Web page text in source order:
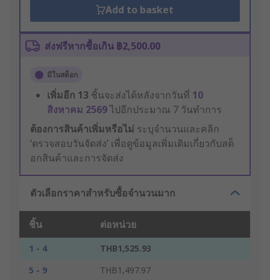
Add to basket
ส่งฟรีหากซื้อเกิน ฿2,500.00
มีในสต็อก
เพิ่มอีก 13 ชิ้นจะส่งได้หลังจากวันที่ 10
สิงหาคม 2569ไปอีกประมาณ 7 วันทำการ
ต้องการสินค้าเพิ่มหรือไม่ ระบุจำนวนและคลิก
‘ตรวจสอบวันจัดส่ง’ เพื่อดูข้อมูลเพิ่มเติมเกี่ยวกับสต็
อกสินค้าและการจัดส่ง
ตัวเลือกราคาสำหรับซื้อจำนวนมาก
ชิ้น ต่อหน่วย
1 - 4
THB1,525.93
5 - 9
THB1,497.97